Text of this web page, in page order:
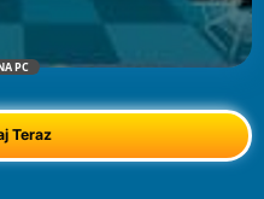
PC
Teraz